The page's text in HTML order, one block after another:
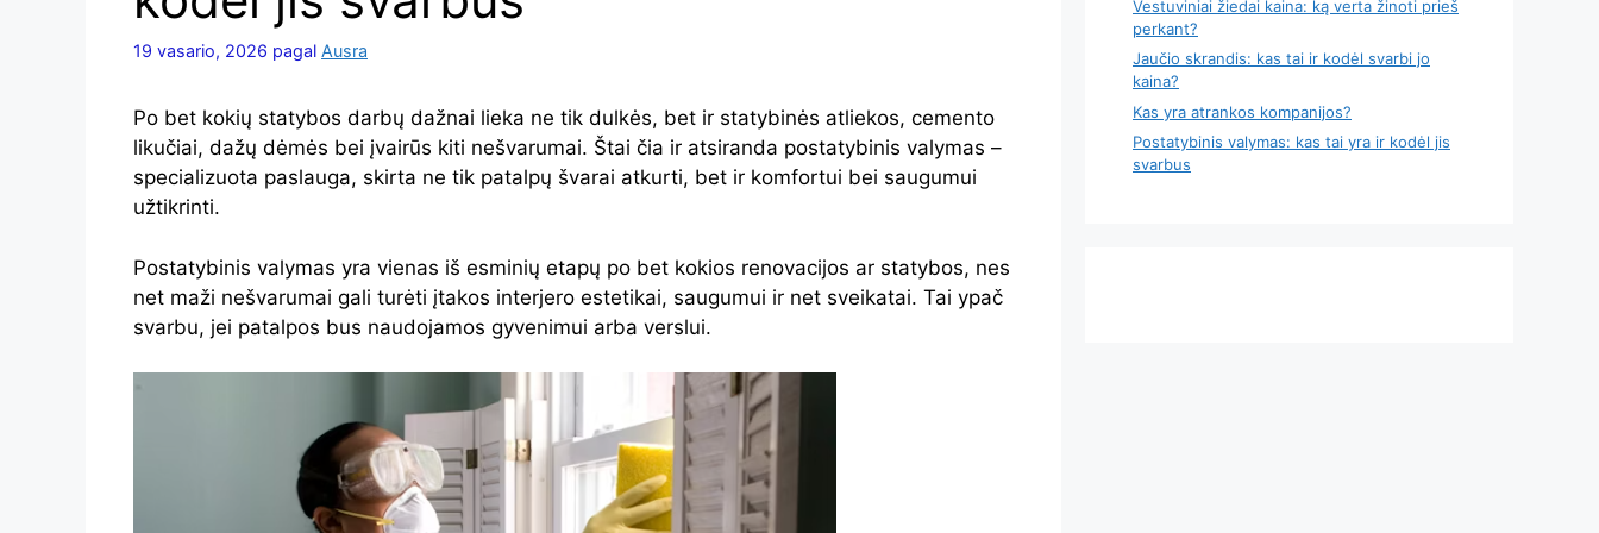
19 vasario, 2026 pagal Ausra
Po bet kokių statybos darbų dažnai lieka ne tik dulkės, bet ir statybinės atliekos, cemento
likučiai, dažų dėmės bei įvairūs kiti nešvarumai. Štai čia ir atsiranda postatybinis valymas –
specializuota paslauga, skirta ne tik patalpų švarai atkurti, bet ir komfortui bei saugumui
užtikrinti.
Postatybinis valymas yra vienas iš esminių etapų po bet kokios renovacijos ar statybos, nes
net maži nešvarumai gali turėti įtakos interjero estetikai, saugumui ir net sveikatai. Tai ypač
svarbu, jei patalpos bus naudojamos gyvenimui arba verslui.
Vestuviniai žiedai kaina: ką verta žinoti prieš
perkant?
Jaučio skrandis: kas tai ir kodėl svarbi jo
kaina?
Kas yra atrankos kompanijos?
Postatybinis valymas: kas tai yra ir kodėl jis
svarbus